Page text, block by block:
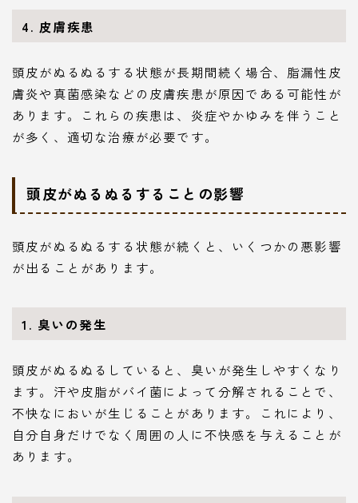
4. 皮膚疾患
頭皮がぬるぬるする状態が長期間続く場合、脂漏性皮
膚炎や真菌感染などの皮膚疾患が原因である可能性が
あります。これらの疾患は、炎症やかゆみを伴うこと
が多く、適切な治療が必要です。
頭皮がぬるぬるすることの影響
頭皮がぬるぬるする状態が続くと、いくつかの悪影響
が出ることがあります。
1. 臭いの発生
頭皮がぬるぬるしていると、臭いが発生しやすくなり
ます。汗や皮脂がバイ菌によって分解されることで、
不快なにおいが生じることがあります。これにより、
自分自身だけでなく周囲の人に不快感を与えることが
あります。